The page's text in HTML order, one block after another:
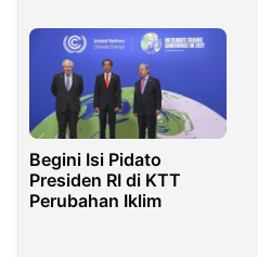
Begini Isi Pidato
Presiden RI di KTT
Perubahan Iklim